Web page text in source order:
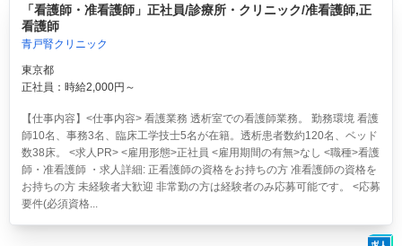
「看護師・准看護師」正社員/診療所・クリニック/准看護師,正
看護師
青戸腎クリニック
東京都
正社員：時給2,000円～
【仕事内容】<仕事内容> 看護業務 透析室での看護師業務。 勤務環境 看護
師10名、事務3名、臨床工学技士5名が在籍。透析患者数約120名、ベッド
数38床。 <求人PR> <雇用形態>正社員 <雇用期間の有無>なし <職種>看護
師・准看護師 ・求人詳細: 正看護師の資格をお持ちの方 准看護師の資格を
お持ちの方 未経験者大歓迎 非常勤の方は経験者のみ応募可能です。 <応募
要件(必須資格...